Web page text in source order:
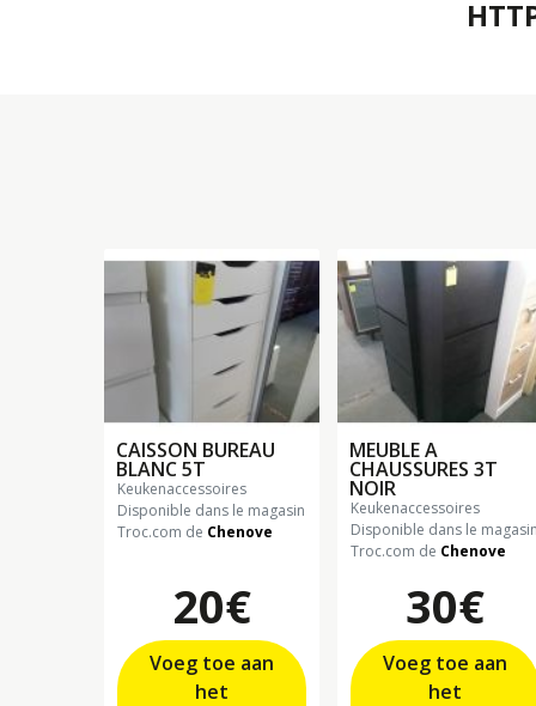
CAISSON BUREAU
BLANC 5T
keukenaccessoires
Disponible dans le magasin
Troc.com de Chenove
20€
Voeg toe aan
het
MEUBLE A
CHAUSSURES 3T
NOIR
keukenaccessoires
Disponible dans le
Troc.com de Chenove
30€
Voeg toe aan
het